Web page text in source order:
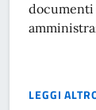
documenti
LEGGI